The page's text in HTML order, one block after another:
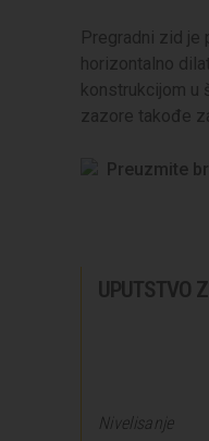
Pregradni zid je
horizontalno
konstrukcijom u
zazore takođe
Preuzmite
UPUTSTVO
Nivelisanje